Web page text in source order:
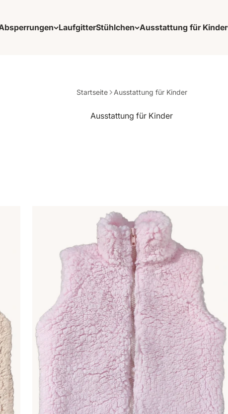
LaufgitterStühlchen Ausstattung für Kinder
Startseite Ausstattung für Kinder